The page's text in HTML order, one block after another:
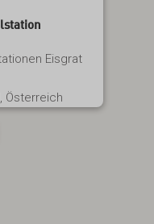
Eisgrat
Österreich